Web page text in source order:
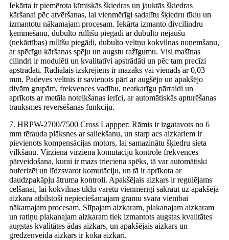
Iekārta ir piemērota ķīmiskās šķiedras un jauktās šķiedras
kāršanai pēc atvēršanas, lai vienmērīgi sadalītu šķiedru tīklu un
izmantotu nākamajam procesam. Iekārta izmanto divcilindru
ķemmēšanu, dubulto rullīšu piegādi ar dubulto nejaušu
(nekārtības) rullīšu piegādi, dubulto veltņu kokvilnas noņemšanu,
ar spēcīgu kāršanas spēju un augstu ražīgumu. Visi mašīnas
cilindri ir modulēti un kvalitatīvi apstrādāti un pēc tam precīzi
apstrādāti. Radiālais izskrējiens ir mazāks vai vienāds ar 0,03
mm. Padeves veltnis ir savienots pārī ar augšējo un apakšējo
divām grupām, frekvences vadību, neatkarīgu pārraidi un
aprīkots ar metāla noteikšanas ierīci, ar automātiskās apturēšanas
trauksmes reversēšanas funkciju.
7. HRPW-2700/7500 Cross Lappper: Rāmis ir izgatavots no 6
mm tērauda plāksnes ar saliekšanu, un starp acs aizkariem ir
pievienots kompensācijas motors, lai samazinātu šķiedru sieta
vilkšanu. Virzienā virziena komutāciju kontrolē frekvences
pārveidošana, kurai ir mazs trieciena spēks, tā var automātiski
buferizēt un līdzsvarot komutāciju, un tā ir aprīkota ar
daudzpakāpju ātruma kontroli. Apakšējais aizkars ir regulējams
celšanai, lai kokvilnas tīklu varētu vienmērīgi sakraut uz apakšējā
aizkara atbilstoši nepieciešamajam gramu svara vienībai
nākamajam procesam. Slīpajam aizkaram, plakanajam aizkaram
un ratiņu plakanajam aizkaram tiek izmantots augstas kvalitātes
augstas kvalitātes ādas aizkars, un apakšējais aizkars un
gredzenveida aizkars ir koka aizkari.